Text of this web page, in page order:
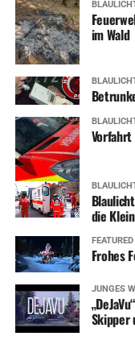
Bild: Gemeinsam
Pavlou (1.
Dickmann (1.
Auschner, Margot
Heisters (SfL). Foto:
RELATED TOPICS:
SOZIALES
UP NEXT
Raubüberfall auf
DON'T MISS
Von verstrahlten
helfen
im Wald
die
FEATURED
Frohes
JUNGES
Skipper